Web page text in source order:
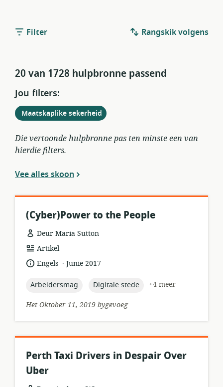
Filter Rangskik volgens
20 van 1728 hulpbronne passend
Jou filters:
Verwyder
Maatskaplike sekerheid uit
huidige
Die vertoonde hulpbronne pas ten minste een van
hierdie filters.
Vee alles skoon
(Cyber)Power to the People
Deur Maria Sutton
hulpbronformaat:
Artikel
taal:Engels .
datumJunie 2017
topic:
Arbeidersmag topic:
Digitale stede
+4 meer
Het Oktober 11, 2019 bygevoeg
Perth Taxi Drivers in Despair Over
Uber